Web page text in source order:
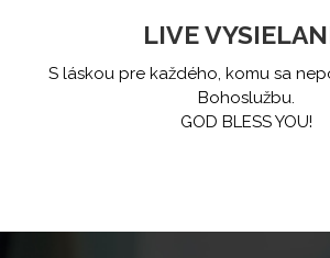
LIVE
S láskou pre každého, komu sa
Bohoslužbu.
GOD BLESS YOU!